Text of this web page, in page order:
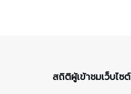
สถิติผู้เข้าชมเว็บไซต์